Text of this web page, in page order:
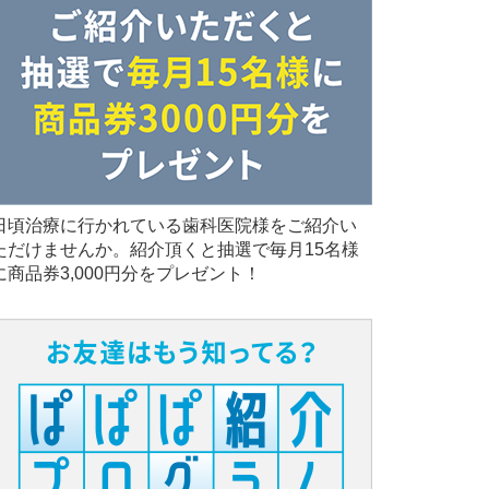
頃治療に行かれている歯科医院様をご紹介い
だけませんか。紹介頂くと抽選で毎月15名様
商品券3,000円分をプレゼント！